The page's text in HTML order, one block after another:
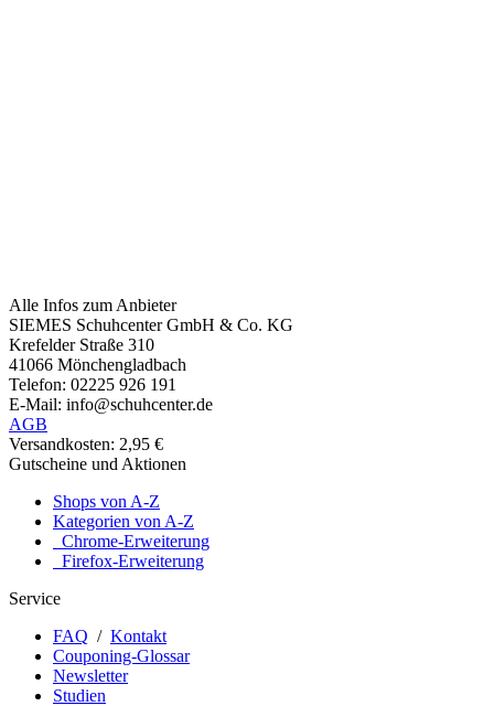
Alle Infos zum Anbieter
SIEMES Schuhcenter GmbH & Co. KG
Krefelder Straße 310
41066 Mönchengladbach
Telefon: 02225 926 191
E-Mail: info@schuhcenter.de
AGB
Versandkosten: 2,95 €
Gutscheine und Aktionen
Shops von A-Z
Kategorien von A-Z
Chrome-Erweiterung
Firefox-Erweiterung
Service
FAQ / Kontakt
Couponing-Glossar
Newsletter
Studien